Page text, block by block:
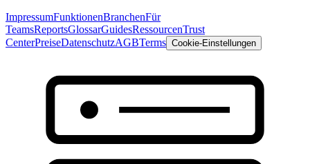
ImpressumFunktionenBranchenFür
TeamsReportsGlossarGuidesRessourcenTrust
CenterPreiseDatenschutzAGBTerms Cookie-Einstellungen